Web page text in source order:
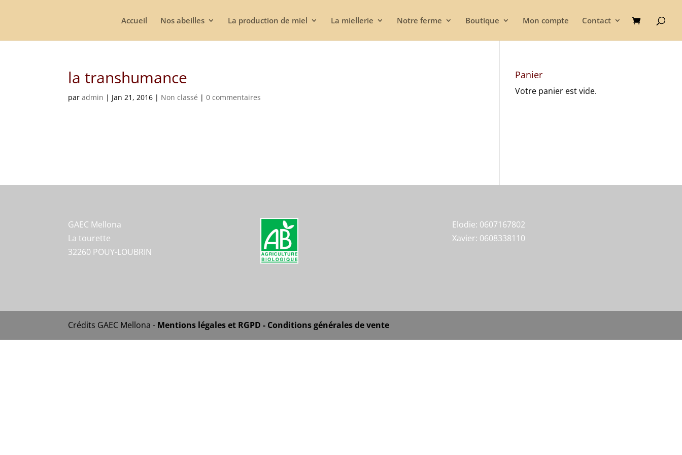
Accueil Nos abeilles La production de miel La miellerie Notre ferme Boutique Mon compte Contact
la transhumance
paradmin | Jan 21, 2016 | Non classé |0 commentaires
Panier
Votre panier est vide.
GAEC Mellona
La tourette
32260 POUY-LOUBRIN
Elodie: 0607167802
Xavier: 0608338110
Crédits GAEC Mellona - Mentions légales et RGPD - Conditions générales de vente